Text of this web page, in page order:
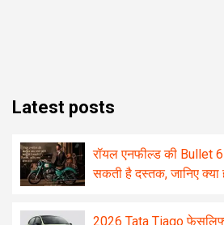
Latest posts
रॉयल एनफील्ड की Bullet
सकती है दस्तक, जानिए क्या
2026 Tata Tiago फेसलिफ्ट